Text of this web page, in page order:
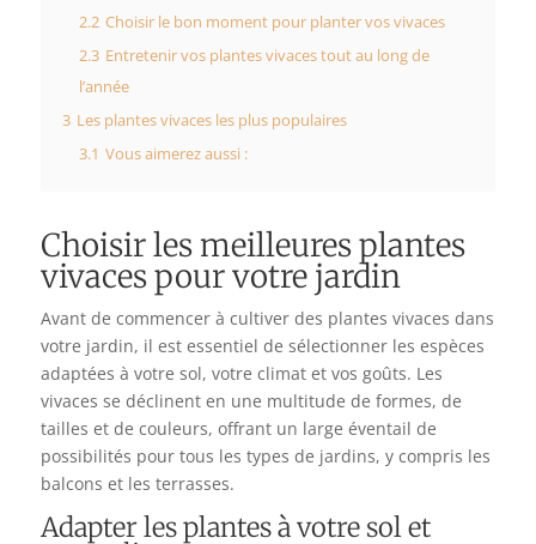
2.2 Choisir le bon moment pour planter vos vivaces
2.3 Entretenir vos plantes vivaces tout au long de
l’année
3 Les plantes vivaces les plus populaires
3.1 Vous aimerez aussi :
Choisir les meilleures plantes
vivaces pour votre jardin
Avant de commencer à cultiver des plantes vivaces dans
votre jardin, il est essentiel de sélectionner les espèces
adaptées à votre sol, votre climat et vos goûts. Les
vivaces se déclinent en une multitude de formes, de
tailles et de couleurs, offrant un large éventail de
possibilités pour tous les types de jardins, y compris les
balcons et les terrasses.
Adapter les plantes à votre sol et